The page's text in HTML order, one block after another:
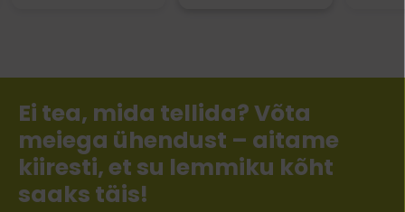
Ei tea, mida tellida? Võta
meiega ühendust – aitame
kiiresti, et su lemmiku kõht
saaks täis!